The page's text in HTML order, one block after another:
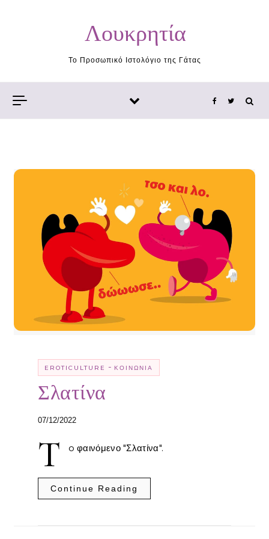
Λουκρητία
Το Προσωπικό Ιστολόγιο της Γάτας
EROTICULTURE -ΚΟΙΝΩΝΊΑ
Σλατίνα
07/12/2022
T o φαινόμενο "Σλατίνα".
Continue Reading